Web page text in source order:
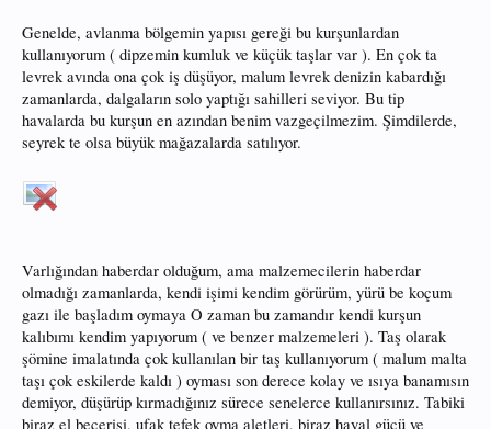
Genelde, avlanma bölgemin yapısı gereği bu kurşunlardan
kullanıyorum ( dipzemin kumluk ve küçük taşlar var ). En çok ta
levrek avında ona çok iş düşüyor, malum levrek denizin kabardığı
zamanlarda, dalgaların solo yaptığı sahilleri seviyor. Bu tip
havalarda bu kurşun en azından benim vazgeçilmezim. Şimdilerde,
seyrek te olsa büyük mağazalarda satılıyor.
Varlığından haberdar olduğum, ama malzemecilerin haberdar
olmadığı zamanlarda, kendi işimi kendim görürüm, yürü be koçum
gazı ile başladım oymaya O zaman bu zamandır kendi kurşun
kalıbımı kendim yapıyorum ( ve benzer malzemeleri ). Taş olarak
şömine imalatında çok kullanılan bir taş kullanıyorum ( malum malta
taşı çok eskilerde kaldı ) oyması son derece kolay ve ısıya banamısın
demiyor, düşürüp kırmadığınız sürece senelerce kullanırsınız. Tabiki
biraz el becerisi, ufak tefek oyma aletleri, biraz hayal gücü ve